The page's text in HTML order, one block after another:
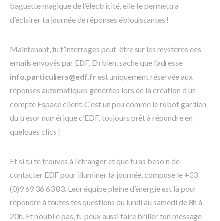
baguette magique de l’électricité, elle te permettra
d’éclairer ta journée de réponses éblouissantes !
Maintenant, tu t’interroges peut-être sur les mystères des
emails envoyés par EDF. Eh bien, sache que l’adresse
info.particuliers@edf.fr est uniquement réservée aux
réponses automatiques générées lors de la création d’un
compte Espace client. C’est un peu comme le robot gardien
du trésor numérique d’EDF, toujours prêt à répondre en
quelques clics !
Et si tu te trouves à l’étranger et que tu as besoin de
contacter EDF pour illuminer ta journée, compose le +33
(0)9 69 36 63 83. Leur équipe pleine d’énergie est là pour
répondre à toutes tes questions du lundi au samedi de 8h à
20h. Et n’oublie pas, tu peux aussi faire briller ton message